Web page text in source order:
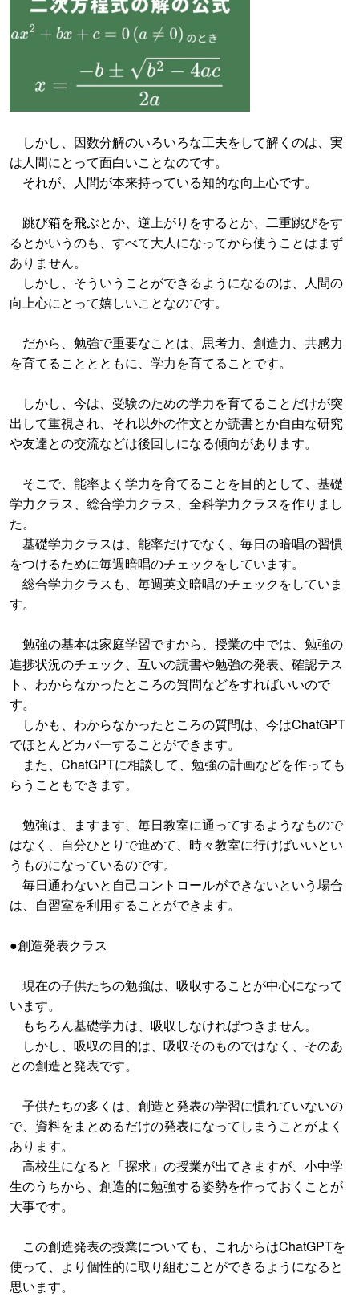
しかし、因数分解のいろいろな工夫をして解くのは、実
は人間にとって面白いことなのです。
それが、人間が本来持っている知的な向上心です。
跳び箱を飛ぶとか、逆上がりをするとか、二重跳びをす
るとかいうのも、すべて大人になってから使うことはまず
ありません。
しかし、そういうことができるようになるのは、人間の
向上心にとって嬉しいことなのです。
だから、勉強で重要なことは、思考力、創造力、共感力
を育てることとともに、学力を育てることです。
しかし、今は、受験のための学力を育てることだけが突
出して重視され、それ以外の作文とか読書とか自由な研究
や友達との交流などは後回しになる傾向があります。
そこで、能率よく学力を育てることを目的として、基礎
学力クラス、総合学力クラス、全科学力クラスを作りまし
た。
基礎学力クラスは、能率だけでなく、毎日の暗唱の習慣
をつけるために毎週暗唱のチェックをしています。
総合学力クラスも、毎週英文暗唱のチェックをしていま
す。
勉強の基本は家庭学習ですから、授業の中では、勉強の
進捗状況のチェック、互いの読書や勉強の発表、確認テス
ト、わからなかったところの質問などをすればいいので
す。
しかも、わからなかったところの質問は、今はChatGPT
でほとんどカバーすることができます。
また、ChatGPTに相談して、勉強の計画などを作っても
らうこともできます。
勉強は、ますます、毎日教室に通ってするようなもので
はなく、自分ひとりで進めて、時々教室に行けばいいとい
うものになっているのです。
毎日通わないと自己コントロールができないという場合
は、自習室を利用することができます。
●創造発表クラス
現在の子供たちの勉強は、吸収することが中心になって
います。
もちろん基礎学力は、吸収しなければつきません。
しかし、吸収の目的は、吸収そのものではなく、そのあ
との創造と発表です。
子供たちの多くは、創造と発表の学習に慣れていないの
で、資料をまとめるだけの発表になってしまうことがよく
あります。
高校生になると「探求」の授業が出てきますが、小中学
生のうちから、創造的に勉強する姿勢を作っておくことが
大事です。
この創造発表の授業についても、これからはChatGPTを
使って、より個性的に取り組むことができるようになると
思います。